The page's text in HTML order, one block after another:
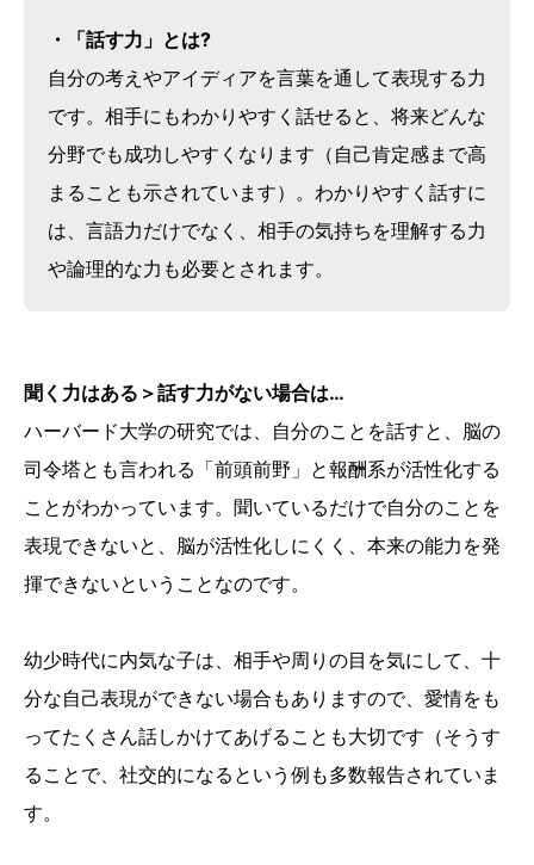
・「話す力」とは?
自分の考えやアイディアを言葉を通して表現する力
です。相手にもわかりやすく話せると、将来どんな
分野でも成功しやすくなります（自己肯定感まで高
まることも示されています）。わかりやすく話すに
は、言語力だけでなく、相手の気持ちを理解する力
や論理的な力も必要とされます。
聞く力はある＞話す力がない場合は…
ハーバード大学の研究では、自分のことを話すと、脳の
司令塔とも言われる「前頭前野」と報酬系が活性化する
ことがわかっています。聞いているだけで自分のことを
表現できないと、脳が活性化しにくく、本来の能力を発
揮できないということなのです。
幼少時代に内気な子は、相手や周りの目を気にして、十
分な自己表現ができない場合もありますので、愛情をも
ってたくさん話しかけてあげることも大切です（そうす
ることで、社交的になるという例も多数報告されていま
す。